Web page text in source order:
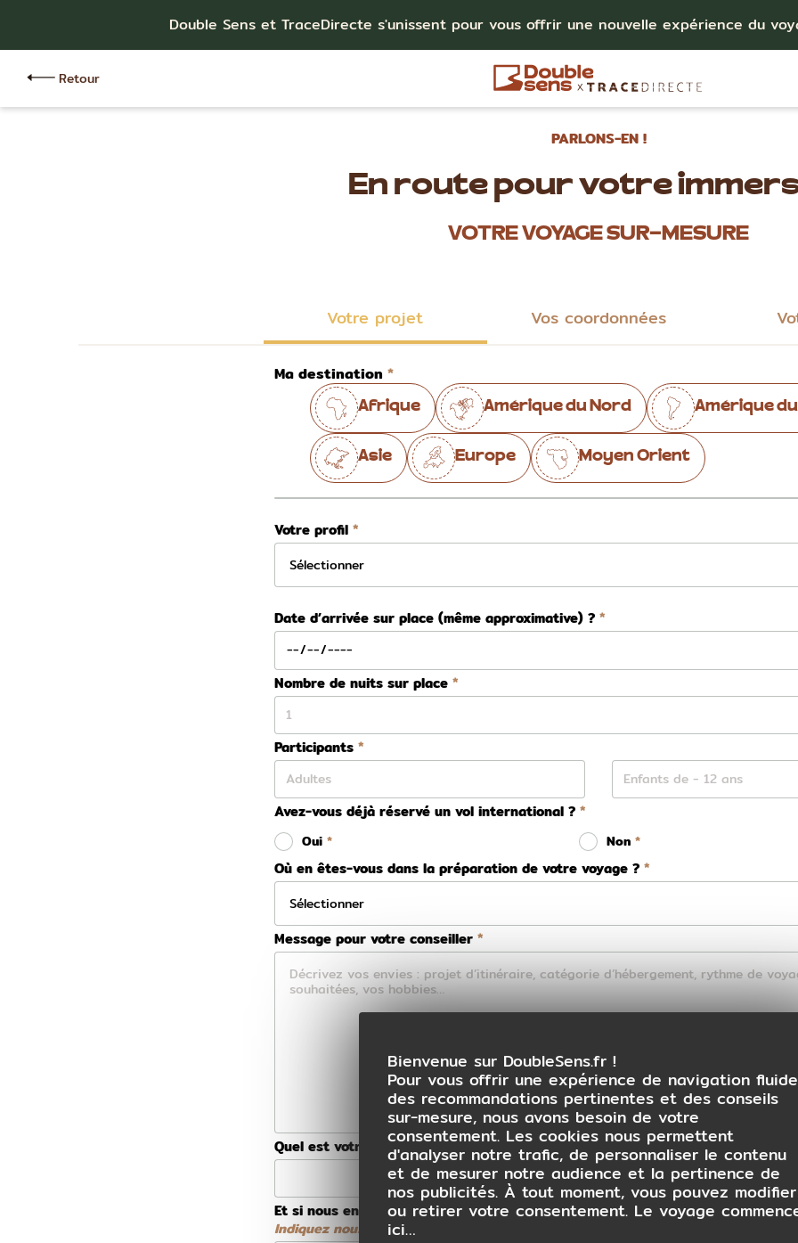
Double Sens et TraceDirecte s'unissent pour vous offrir une nouvelle expérience du
Retour
PARLONS-EN !
En route pour votre
VOTRE VOYAGE SUR-MESURE
Votre projet Vos coordonnées
Ma destination
Afrique Amérique du Nord Amérique du
Asie Europe Moyen Orient
Votre profil
Date d’arrivée sur place (même approximative) ?
Nombre de nuits sur place
Participants
Avez-vous déjà réservé un vol international ?
Oui Non
Où en êtes-vous dans la préparation de votre voyage ?
Message pour votre conseiller
Quel est votre budget par personne ?(Hors vol international)
Je ne sais pas encore
Et si nous en discutions de vive voix ?
Indiquez nous vos disponibilités du lundi au vendredi de 9h à 13h et 14h à 18h.
Bienvenue sur DoubleSens.fr !
Pour vous offrir une expérience de navigation
des recommandations pertinentes et des conseils
sur-mesure, nous avons besoin de votre
consentement. Les cookies nous permettent
d'analyser notre trafic, de personnaliser le contenu
et de mesurer notre audience et la pertinence de
nos publicités. À tout moment, vous pouvez modifier
ou retirer votre consentement. Le voyage
ici…